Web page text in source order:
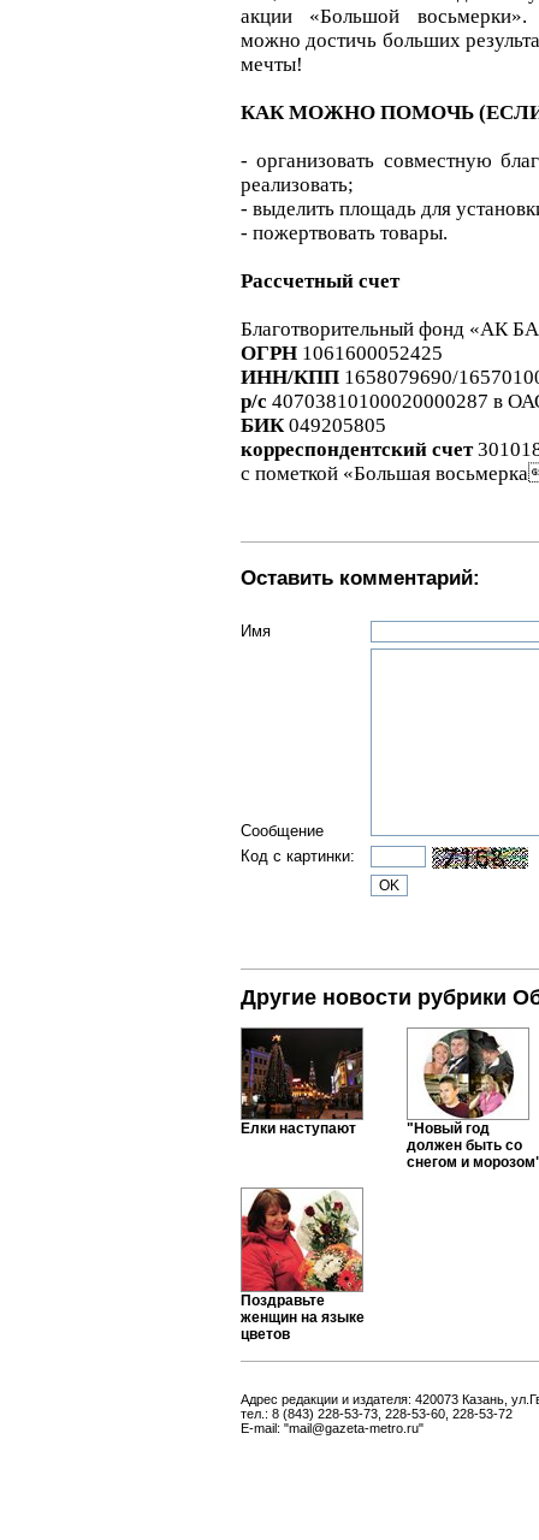
акции «Большой
можно достичь больших
мечты!
КАК МОЖНО ПОМОЧЬ
- организовать совместную
реализовать;
- выделить площадь для
- пожертвовать товары.
Рассчетный счет
Благотворительный фонд «АК
ОГРН 1061600052425
ИНН/КПП 1658079690/
р/с 40703810100020000287 в
БИК049205805
корреспондентский счет
с пометкой «Большая
Оставить комментарий:
Имя
Сообщение
Код с картинки:
Другие новости рубрики
Елки наступают
"Новый год
должен быть со
снегом и
Поздравьте
женщин на языке
цветов
Адрес редакции и издателя: 420073 Казань,
тел.: 8 (843) 228-53-73, 228-53-60, 228-53-72
E-mail: "mail@gazeta-metro.ru"